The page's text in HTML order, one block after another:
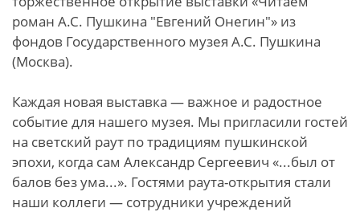
роман А.С. Пушкина "Евгений Онегин"» из
фондов Государственного музея А.С. Пушкина
(Москва).
Каждая новая выставка — важное и радостное
событие для нашего музея. Мы пригласили гостей
на светский раут по традициям пушкинской
эпохи, когда сам Александр Сергеевич «...был от
балов без ума...». Гостями раута-открытия стали
наши коллеги — сотрудники учреждений